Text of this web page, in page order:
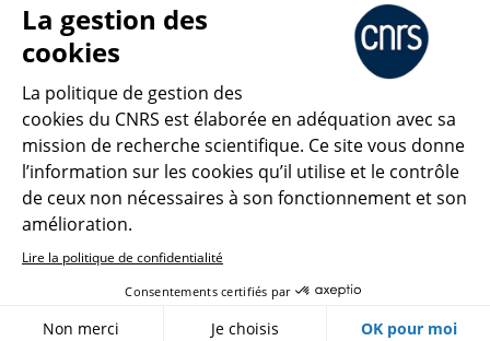
CNRS Le Mag
© 2026, CNRS
Créer un compte Se connecter
Gestion des cookies
La gestion des
cookies
La politique de gestion des
cookies du CNRS est élaborée en adéquation avec sa
mission de recherche scientifique. Ce site vous donne
l’information sur les cookies qu’il utilise et le contrôle
de ceux non nécessaires à son fonctionnement et son
amélioration.
Lire la politique de confidentialité
Consentements certifiés par
Non merci Je choisis OK pour moi